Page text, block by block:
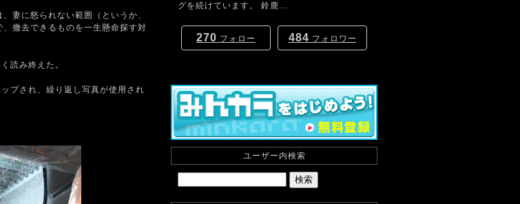
妻に怒られない範囲（というか、
、撤去できるものを一生懸命探す対
読み終えた。
プされ、繰り返し写真が使用され
グを続けています。 鈴鹿...
270 フォロー 484 フォロワー
ユーザー内検索